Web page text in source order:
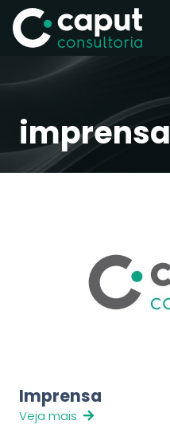
imprensa
Imprensa
Veja mais